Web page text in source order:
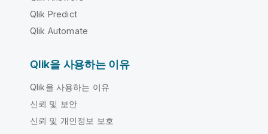
Qlik Predict
Qlik Automate
Qlik을 사용하는 이유
Qlik을 사용하는 이유
신뢰 및 보안
신뢰 및 개인정보 보호